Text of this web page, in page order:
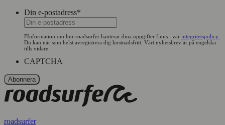
Din e-postadress*
FInformation om hur roadsurfer hanterar dina uppgifter finns i vår integritetspolicy.
Du kan när som helst avregistrera dig kostnadsfritt. Vårt nyhetsbrev är på engelska
tills vidare.
CAPTCHA
roadsurfer